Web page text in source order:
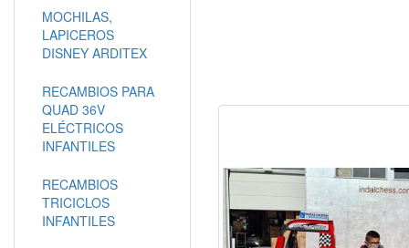
MOCHILAS,
LAPICEROS
DISNEY ARDITEX
RECAMBIOS PARA
QUAD 36V
ELÉCTRICOS
INFANTILES
RECAMBIOS
TRICICLOS
INFANTILES